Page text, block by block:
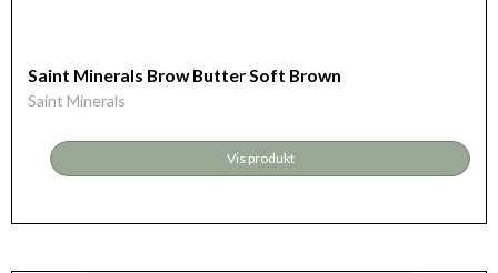
Saint Minerals Brow Butter Soft Brown
Saint Minerals
Vis produkt